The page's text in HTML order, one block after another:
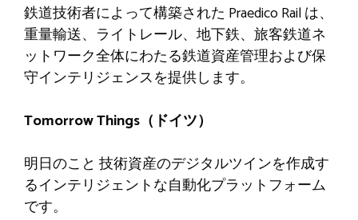
鉄道技術者によって構築された Praedico Rail は、
重量輸送、ライトレール、地下鉄、旅客鉄道ネ
ットワーク全体にわたる鉄道資産管理および保
守インテリジェンスを提供します。
Tomorrow Things（ドイツ）
明日のこと 技術資産のデジタルツインを作成す
るインテリジェントな自動化プラットフォーム
です。